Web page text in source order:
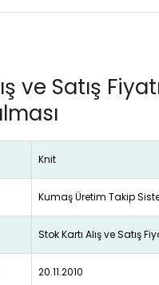
ve Satış
Knit
Kumaş Üretim Takip
Stok Kartı Alış ve Satış
20.11.2010